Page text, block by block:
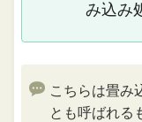
み込み
こちらは畳み
とも呼ばれる